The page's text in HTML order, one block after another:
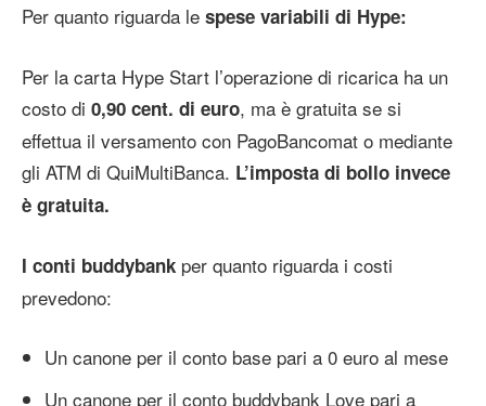
Per quanto riguarda le spese variabili di Hype:
Per la carta Hype Start l’operazione di ricarica ha un
costo di 0,90 cent. di euro, ma è gratuita se si
effettua il versamento con PagoBancomat o mediante
gli ATM di QuiMultiBanca. L’imposta di bollo invece
è gratuita.
I conti buddybank per quanto riguarda i costi
prevedono:
Un canone per il conto base pari a 0 euro al mese
Un canone per il conto buddybank Love pari a